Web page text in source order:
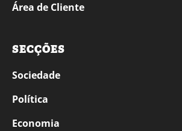
Área de Cliente
SECÇÕES
Sociedade
Política
Economia